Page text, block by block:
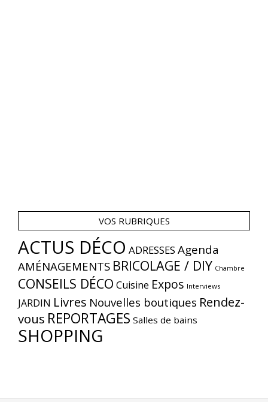
VOS RUBRIQUES
ACTUS DÉCO ADRESSES Agenda
AMÉNAGEMENTS BRICOLAGE / DIY Chambre
CONSEILS DÉCO Cuisine Expos Interviews
JARDIN Livres Nouvelles boutiques Rendez-
vous REPORTAGES Salles de bains
SHOPPING